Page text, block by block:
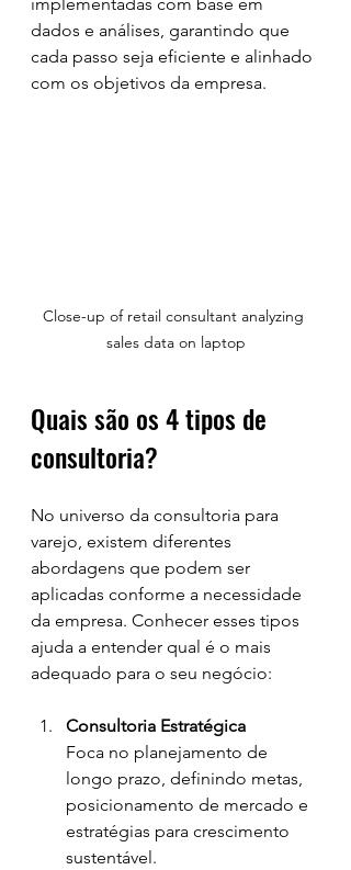
dados e análises, garantindo que
cada passo seja eficiente e alinhado
com os objetivos da empresa.
Close-up of retail consultant analyzing
sales data on laptop
Quais são os 4 tipos de
consultoria?
No universo da consultoria para
varejo, existem diferentes
abordagens que podem ser
aplicadas conforme a necessidade
da empresa. Conhecer esses tipos
ajuda a entender qual é o mais
adequado para o seu negócio:
Consultoria Estratégica
Foca no planejamento de
longo prazo, definindo metas,
posicionamento de mercado e
estratégias para crescimento
sustentável.